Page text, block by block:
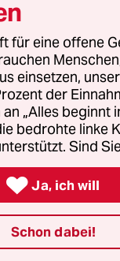
,21:59 Uhr
DInge gehen
anders besser
Immer dann
Austausch in
wird, ist
Bei faktischen
Statusmeldungen,
super.
für eine offene
einsetzen,
der
„Alles beginnt
bedrohte linke
Sind
 Ja, ich will
Schon dabei!